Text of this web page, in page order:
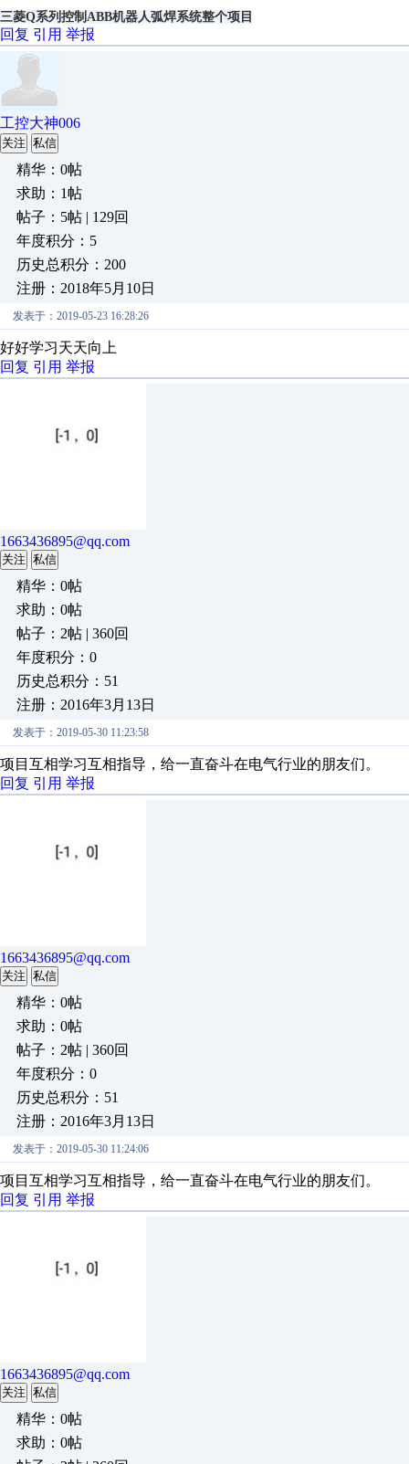
三菱Q系列控制ABB机器人弧焊系统整个项目
回复 引用 举报
工控大神006
关注 私信
精华：0帖
求助：1帖
帖子：5帖 | 129回
年度积分：5
历史总积分：200
注册：2018年5月10日
发表于：2019-05-23 16:28:26
好好学习天天向上
回复 引用 举报
1663436895@qq.com
关注 私信
精华：0帖
求助：0帖
帖子：2帖 | 360回
年度积分：0
历史总积分：51
注册：2016年3月13日
发表于：2019-05-30 11:23:58
项目互相学习互相指导，给一直奋斗在电气行业的朋友们。
回复 引用 举报
1663436895@qq.com
关注 私信
精华：0帖
求助：0帖
帖子：2帖 | 360回
年度积分：0
历史总积分：51
注册：2016年3月13日
发表于：2019-05-30 11:24:06
项目互相学习互相指导，给一直奋斗在电气行业的朋友们。
回复 引用 举报
1663436895@qq.com
关注 私信
精华：0帖
求助：0帖